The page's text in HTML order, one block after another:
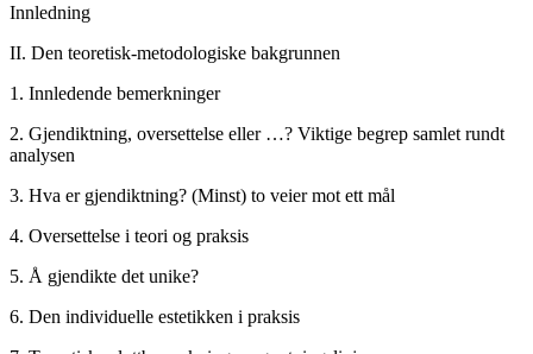
Innledning
II. Den teoretisk-metodologiske bakgrunnen
1. Innledende bemerkninger
2. Gjendiktning, oversettelse eller …? Viktige begrep samlet rundt
analysen
3. Hva er gjendiktning? (Minst) to veier mot ett mål
4. Oversettelse i teori og praksis
5. Å gjendikte det unike?
6. Den individuelle estetikken i praksis